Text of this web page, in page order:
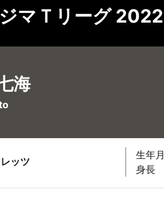
マＴリーグ
海
ッツ
生年
身長